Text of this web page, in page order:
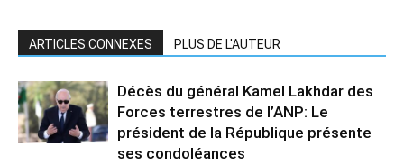
ARTICLES CONNEXES PLUS DE L'AUTEUR
Décès du général Kamel Lakhdar des
Forces terrestres de l’ANP: Le
président de la République présente
ses condoléances